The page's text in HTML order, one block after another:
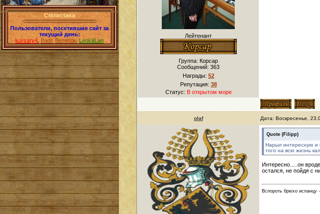
Статистика
Пользователи, посетившие сайт за
текущий день:
korsary4 ,Badr,Ветерок ,LenkaLan
Лейтенант
Группа: Корсар
Сообщений:363
Награды: 52
Репутация: 38
Статус: В открытом море
olaf Дата: Воскресенье,
Quote ( Filipp)
Нарыл интересную и
того на всю жизнь
Интересно.....он
остался, не пойдя с
Вспороть брюхо испанцу